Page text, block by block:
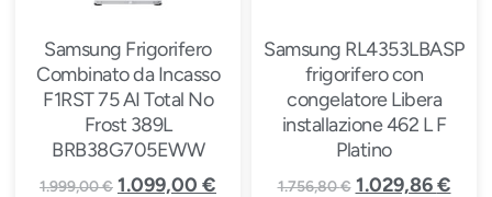
Samsung Frigorifero
Combinato da Incasso
F1RST 75 AI Total No
Frost 389L
BRB38G705EWW
1.999,00€ 1.099,00 €
Samsung RL4353LBASP
frigorifero con
congelatore Libera
installazione 462 L F
Platino
1.756,80€ 1.029,86€